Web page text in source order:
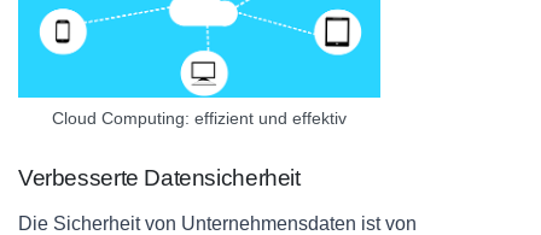
Cloud Computing: effizient und effektiv
Verbesserte Datensicherheit
Die Sicherheit von Unternehmensdaten ist von